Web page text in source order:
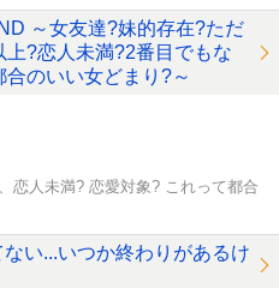
～女友達?妹的存在?ただ
?恋人未満?2番目でもな
のいい女どまり?～
恋人未満? 恋愛対象? これって都合
ない...いつか終わりがあるけ